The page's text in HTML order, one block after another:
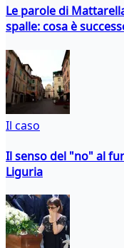
Le parole di
spalle: cosa è
Il caso
Il senso del "no" al
Liguria